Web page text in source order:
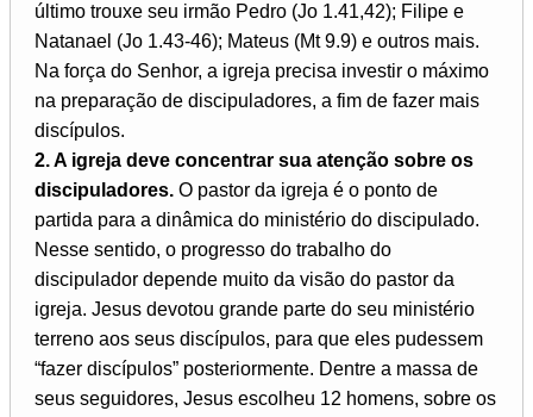
último trouxe seu irmão Pedro (Jo 1.41,42); Filipe e
Natanael (Jo 1.43-46); Mateus (Mt 9.9) e outros mais.
Na força do Senhor, a igreja precisa investir o máximo
na preparação de discipuladores, a fim de fazer mais
discípulos.
2. A igreja deve concentrar sua atenção sobre os
discipuladores. O pastor da igreja é o ponto de
partida para a dinâmica do ministério do discipulado.
Nesse sentido, o progresso do trabalho do
discipulador depende muito da visão do pastor da
igreja. Jesus devotou grande parte do seu ministério
terreno aos seus discípulos, para que eles pudessem
“fazer discípulos” posteriormente. Dentre a massa de
seus seguidores, Jesus escolheu 12 homens, sobre os